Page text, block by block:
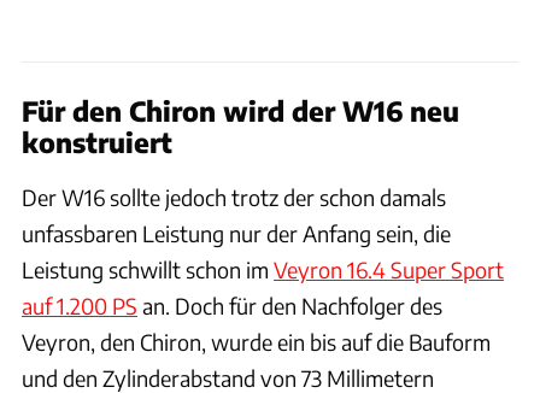
Für den Chiron wird der W16 neu
konstruiert
Der W16 sollte jedoch trotz der schon damals
unfassbaren Leistung nur der Anfang sein, die
Leistung schwillt schon im Veyron 16.4 Super Sport
auf 1.200 PS an. Doch für den Nachfolger des
Veyron, den Chiron, wurde ein bis auf die Bauform
und den Zylinderabstand von 73 Millimetern